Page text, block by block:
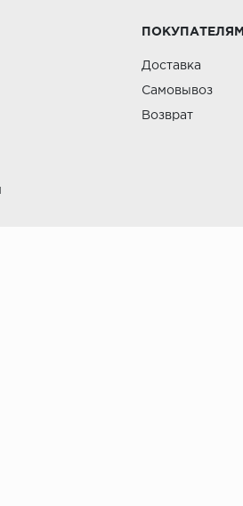
ПОКУПАТЕЛЯМ
Доставка
Самовывоз
Возврат